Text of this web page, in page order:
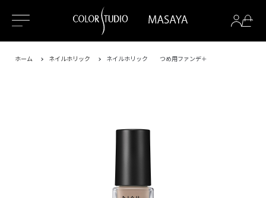
ホーム ネイルホリック ネイルホリック つめ用ファンデ＋